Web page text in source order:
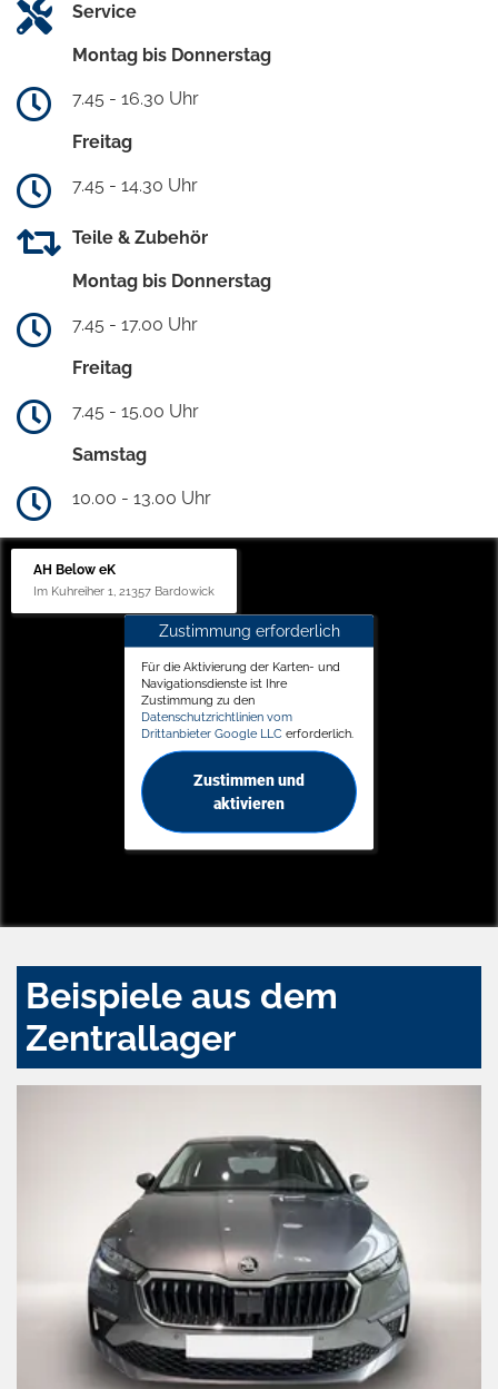
Service
Montag bis Donnerstag
7.45 - 16.30 Uhr
Freitag
7.45 - 14.30 Uhr
Teile & Zubehör
Montag bis Donnerstag
7.45 - 17.00 Uhr
Freitag
7.45 - 15.00 Uhr
Samstag
10.00 - 13.00 Uhr
AH Below eK
Im Kuhreiher 1, 21357 Bardowick
Zustimmung erforderlich
Für die Aktivierung der Karten- und
Navigationsdienste ist Ihre
Zustimmung zu den
Datenschutzrichtlinien vom
Drittanbieter Google LLC erforderlich.
Zustimmen und
aktivieren
Beispiele aus dem
Zentrallager